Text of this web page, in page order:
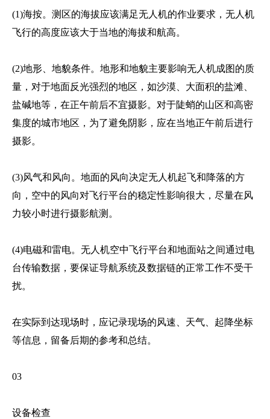
(1)海按。测区的海拔应该满足无人机的作业要求，无人机
飞行的高度应该大于当地的海拔和航高。
(2)地形、地貌条件。地形和地貌主要影响无人机成图的质
量，对于地面反光强烈的地区，如沙漠、大面积的盐滩、
盐碱地等，在正午前后不宜摄影。对于陡蛸的山区和高密
集度的城市地区，为了避免阴影，应在当地正午前后进行
摄影。
(3)风气和风向。地面的风向决定无人机起飞和降落的方
向，空中的风向对飞行平台的稳定性影响很大，尽量在风
力较小时进行摄影航测。
(4)电磁和雷电。无人机空中飞行平台和地面站之间通过电
台传输数据，要保证导航系统及数据链的正常工作不受干
扰。
在实际到达现场时，应记录现场的风速、天气、起降坐标
等信息，留备后期的参考和总结。
03
设备检查